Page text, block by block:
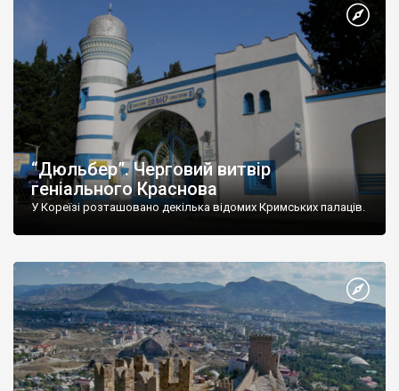
“Дюльбер”. Черговий витвір
геніального Краснова
У Кореїзі розташовано декілька відомих Кримських палаців.